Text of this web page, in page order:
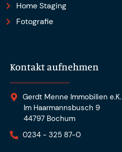
Home Staging
Fotografie
Kontakt aufnehmen
Gerdt Menne Immobilien e.K.
Im Haarmannsbusch 9
44797 Bochum
0234 - 325 87-0